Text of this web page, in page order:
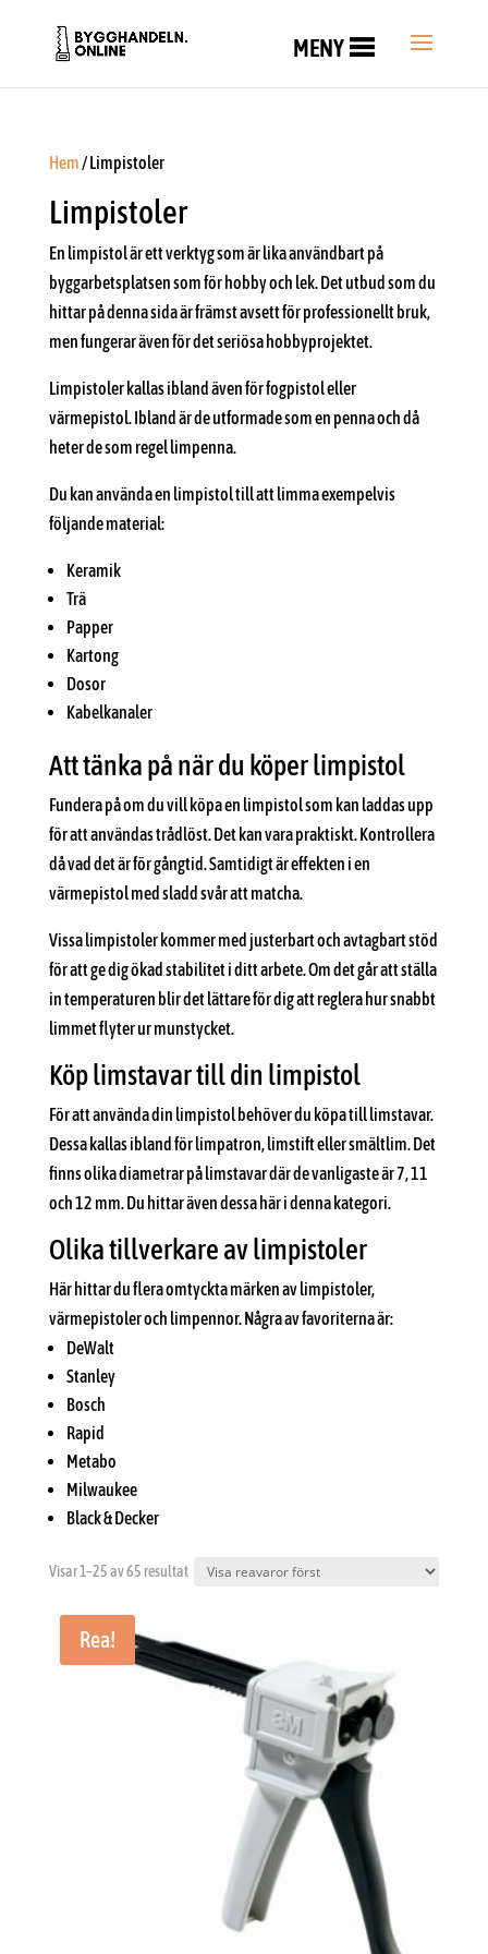
MENY
Hem/ Limpistoler
Limpistoler
En limpistol är ett verktyg som är lika användbart på
byggarbetsplatsen som för hobby och lek. Det utbud som du
hittar på denna sida är främst avsett för professionellt bruk,
men fungerar även för det seriösa hobbyprojektet.
Limpistoler kallas ibland även för fogpistol eller
värmepistol. Ibland är de utformade som en penna och då
heter de som regel limpenna.
Du kan använda en limpistol till att limma exempelvis
följande material:
Keramik
Trä
Papper
Kartong
Dosor
Kabelkanaler
Att tänka på när du köper limpistol
Fundera på om du vill köpa en limpistol som kan laddas upp
för att användas trådlöst. Det kan vara praktiskt. Kontrollera
då vad det är för gångtid. Samtidigt är effekten i en
värmepistol med sladd svår att matcha.
Vissa limpistoler kommer med justerbart och avtagbart stöd
för att ge dig ökad stabilitet i ditt arbete. Om det går att ställa
in temperaturen blir det lättare för dig att reglera hur snabbt
limmet flyter ur munstycket.
Köp limstavar till din limpistol
För att använda din limpistol behöver du köpa till limstavar.
Dessa kallas ibland för limpatron, limstift eller smältlim. Det
finns olika diametrar på limstavar där de vanligaste är 7, 11
och 12 mm. Du hittar även dessa här i denna kategori.
Olika tillverkare av limpistoler
Här hittar du flera omtyckta märken av limpistoler,
värmepistoler och limpennor. Några av favoriterna är:
DeWalt
Stanley
Bosch
Rapid
Metabo
Milwaukee
Black & Decker
Visar 1–25 av 65 resultat
Rea!